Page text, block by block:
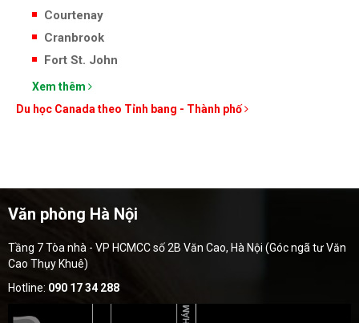
Courtenay
Cranbrook
Fort St. John
Xem thêm
Du học Canada theo Tỉnh bang - Thành phố
Văn phòng Hà Nội
Tầng 7 Tòa nhà - VP HCMCC số 2B Văn Cao, Hà Nội (Góc ngã tư Văn
Cao Thụy Khuê)
Hotline: 090 17 34 288